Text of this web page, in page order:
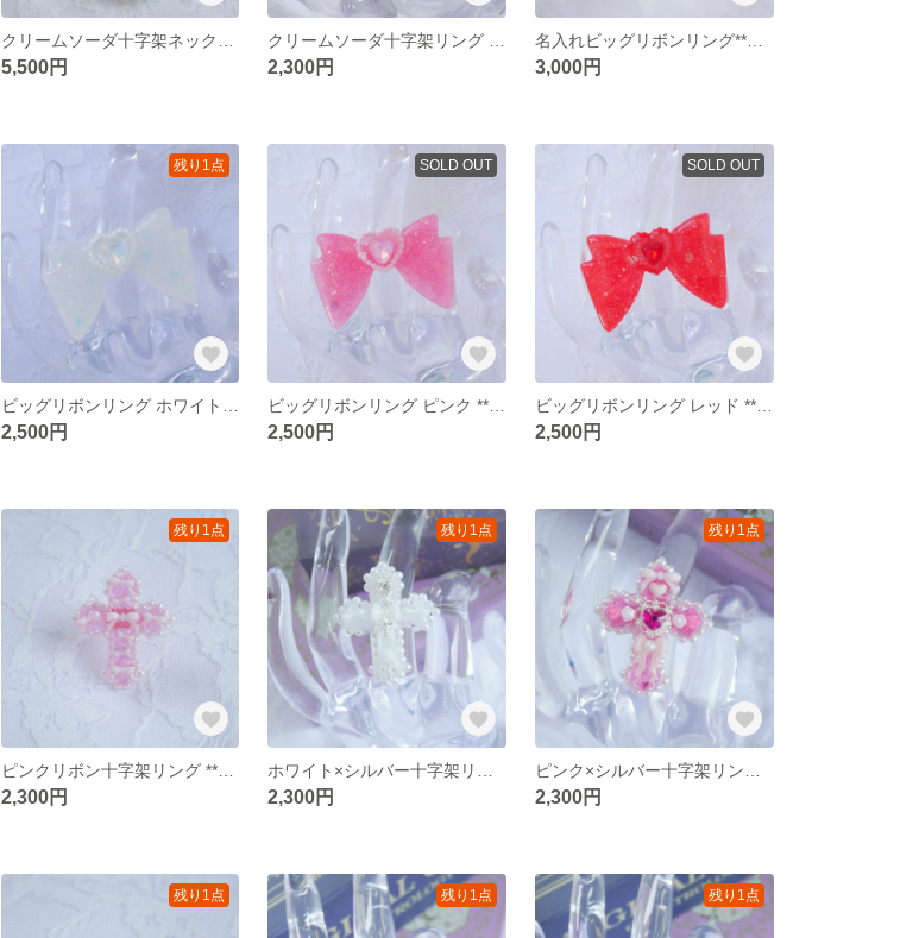
5,500円 2,300円 3,000円
残り1点
2,500円
SOLD OUT
2,500円
SOLD OUT
2,500円
残り1点
ピンクリボン十字架リング **レジン サージカルステンレス フリーサイズリング 十字架 リボン
2,300円
残り1点
2,300円
残り1点
2,300円
残り1点 残り1点 残り1点